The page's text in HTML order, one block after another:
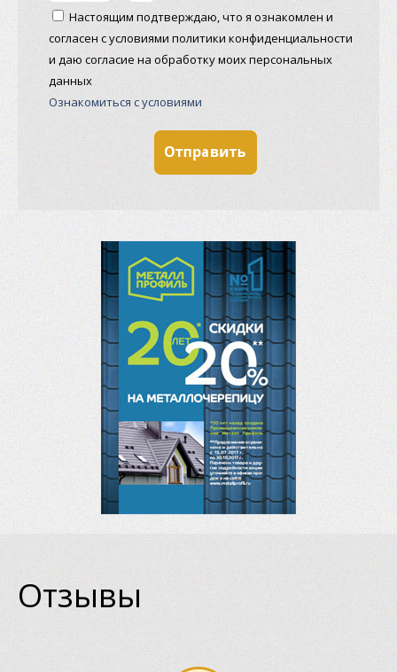
Настоящим подтверждаю, что я ознакомлен и
согласен с условиями политики конфиденциальности
и даю согласие на обработку моих персональных
данных
Ознакомиться с условиями
Отзывы